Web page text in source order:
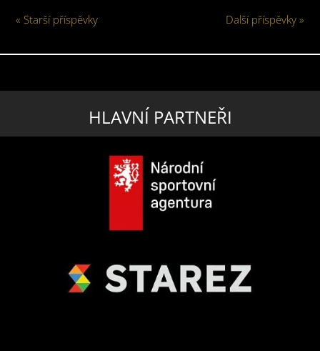
« Starší příspěvky Další příspěvky »
HLAVNÍ PARTNEŘI